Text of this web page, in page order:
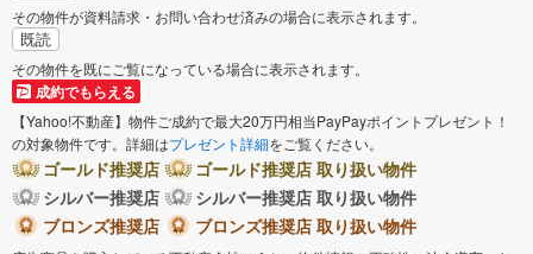
その物件が資料請求・お問い合わせ済みの場合に表示されます。
既読
その物件を既にご覧になっている場合に表示されます。
成約でもらえる
【Yahoo!不動産】物件ご成約で最大20万円相当PayPayポイントプレゼント！
の対象物件です。詳細はプレゼント詳細をご覧ください。
ゴールド推奨店
ゴールド推奨店 取り扱い物件
シルバー推奨店
シルバー推奨店 取り扱い物件
ブロンズ推奨店
ブロンズ推奨店 取り扱い物件